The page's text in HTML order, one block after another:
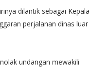
dilantik sebagai Kepala
perjalanan dinas luar
undangan mewakili